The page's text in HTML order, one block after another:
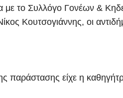
με το Συλλόγο Γονέων &
Κουτσογιάννης, οι
παράστασης είχε η